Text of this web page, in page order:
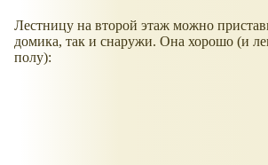
Лестницу на второй этаж можно
домика, так и снаружи. Она хорошо (и
полу):